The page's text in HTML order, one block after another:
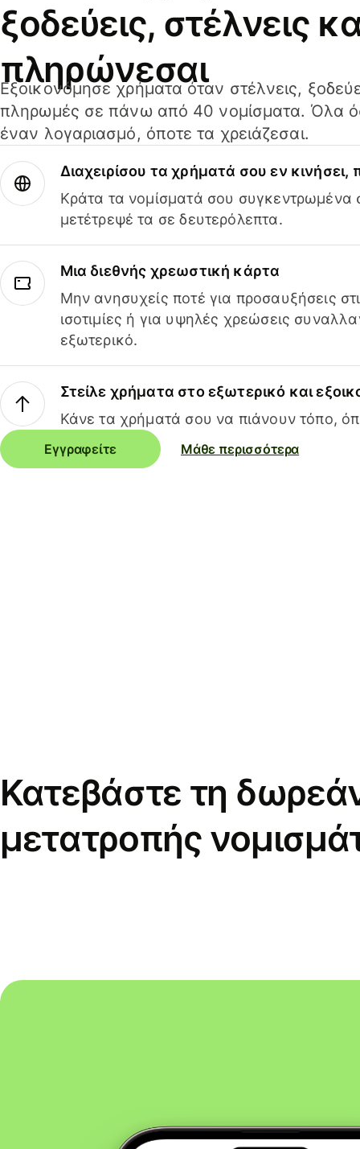
ξοδεύεις, στέλνεις
πληρώνεσαι
Εξοικονόμησε χρήματα όταν στέλνεις,
πληρωμές σε πάνω από 40 νομίσματα. Όλα
έναν λογαριασμό, όποτε τα χρειάζεσαι.
Διαχειρίσου τα χρήματά σου εν
Κράτα τα νομίσματά σου συγκεντρωμένα
μετέτρεψέ τα σε δευτερόλεπτα.
Μια διεθνής χρεωστική κάρτα
Μην ανησυχείς ποτέ για προσαυξήσεις
ισοτιμίες ή για υψηλές χρεώσεις
εξωτερικό.
Στείλε χρήματα στο εξωτερικό και
Κάνε τα χρήματά σου να πιάνουν τόπο,
Εγγραφείτε Μάθε περισσότερα
Κατεβάστε τη
μετατροπής